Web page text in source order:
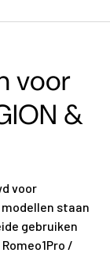
voor
&
voor
modellen staan
gebruiken
/